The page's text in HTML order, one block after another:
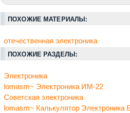
ПОХОЖИЕ МАТЕРИАЛЫ:
отечественная электроника
ПОХОЖИЕ РАЗДЕЛЫ:
Электроника
lomasm~ Электроника ИМ-22
Советская электроника
lomasm~ Калькулятор Электроника